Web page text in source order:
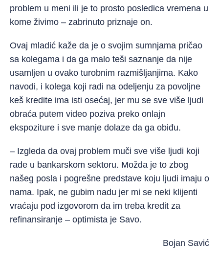
problem u meni ili je to prosto posledica vremena u
kome živimo – zabrinuto priznaje on.
Ovaj mladić kaže da je o svojim sumnjama pričao
sa kolegama i da ga malo teši saznanje da nije
usamljen u ovako turobnim razmišljanjima. Kako
navodi, i kolega koji radi na odeljenju za povoljne
keš kredite ima isti osećaj, jer mu se sve više ljudi
obraća putem video poziva preko onlajn
ekspoziture i sve manje dolaze da ga obiđu.
– Izgleda da ovaj problem muči sve više ljudi koji
rade u bankarskom sektoru. Možda je to zbog
našeg posla i pogrešne predstave koju ljudi imaju o
nama. Ipak, ne gubim nadu jer mi se neki klijenti
vraćaju pod izgovorom da im treba kredit za
refinansiranje – optimista je Savo.
Bojan Savić